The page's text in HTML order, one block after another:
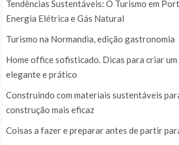
Tendências Sustentáveis: O Turismo em
Energia Elétrica e Gás Natural
Turismo na Normandia, edição gastronomia
Home office sofisticado. Dicas para criar
elegante e prático
Construindo com materiais sustentáveis
construção mais eficaz
Coisas a fazer e preparar antes de partir